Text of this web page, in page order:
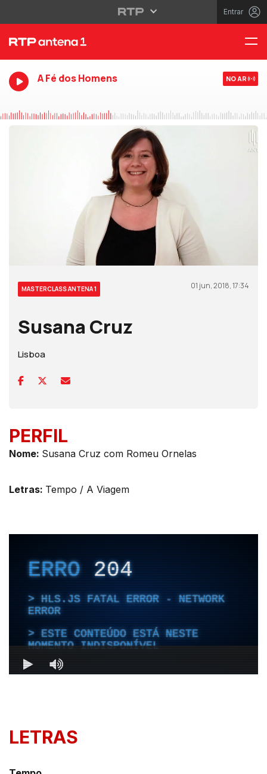
Entrar
A Fé dos Homens NO AR
MASTERCLASS ANTENA 1 01 jun, 2018, 17:34
Susana Cruz
Lisboa
PERFIL
Nome: Susana Cruz com Romeu Ornelas
Letras: Tempo / A Viagem
LETRAS